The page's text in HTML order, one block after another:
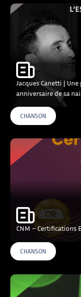
Jacques Canetti |
anniversaire de sa
CHANSON
CNM – Certifications
CHANSON